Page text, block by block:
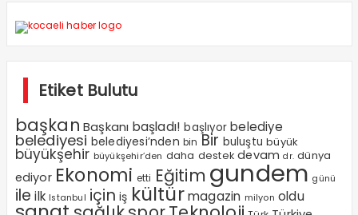
Etiket Bulutu
başkan Başkanı başladı! başlıyor belediye
belediyesi belediyesi’nden bin Bir buluştu büyük
büyükşehir büyükşehir’den daha destek devam dr. dünya
ediyor Ekonomi etti Eğitim gundem günü
ile ilk Istanbul için iş kültür magazin milyon oldu